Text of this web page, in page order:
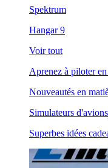
Spektrum
Hangar 9
Voir tout
Aprenez à piloter
Nouveautés en
Simulateurs d'avions
Superbes idées